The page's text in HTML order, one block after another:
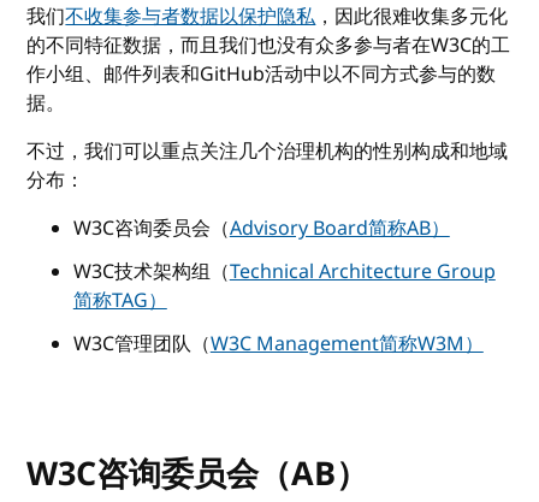
我们不收集参与者数据以保护隐私 ，因此很难收集多元化
的不同特征数据，而且我们也没有众多参与者在W3C的工
作小组、邮件列表和GitHub活动中以不同方式参与的数
据。
不过，我们可以重点关注几个治理机构的性别构成和地域
分布：
W3C咨询委员会（Advisory Board简称AB）
W3C技术架构组（Technical Architecture Group
简称TAG）
W3C管理团队（W3C Management简称W3M）
W3C咨询委员会（AB）